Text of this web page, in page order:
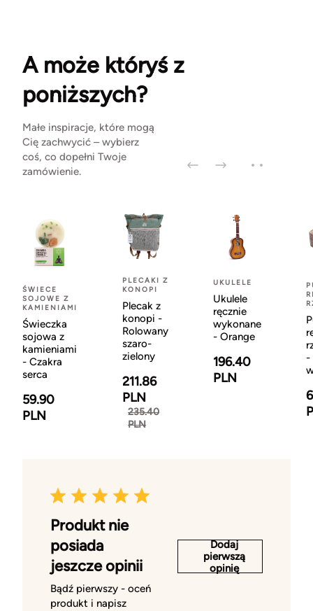
A może któryś z
poniższych?
Małe inspiracje, które mogą
Cię zachwycić – wybierz
coś, co dopełni Twoje
zamówienie.
ŚWIECE
SOJOWE Z
KAMIENIAMI
Świeczka
sojowa z
kamieniami
- Czakra
serca
59.90
PLN
PLECAKI Z
KONOPI
Plecak z
konopi -
Rolowany
szaro-
zielony
211.86
PLN
235.40
PLN
UKULELE
Ukulele
ręcznie
wykonane
- Orange
196.40
PLN
-
Produkt nie
posiada
jeszcze opinii
Bądź pierwszy - oceń
produkt i napisz
Dodaj
pierwszą
opinię